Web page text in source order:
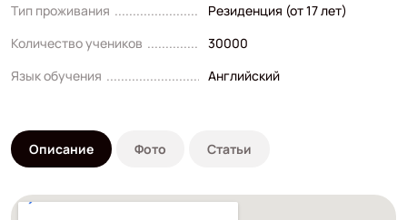
Тип проживания
Резиденция (от 17 лет)
Количество учеников
30000
Язык обучения
Английский
Описание Фото Статьи